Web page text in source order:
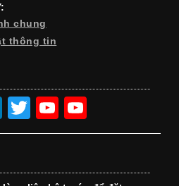
chung
thông tin
Li
n
e
T
wi
er
Y
o
T
o
T